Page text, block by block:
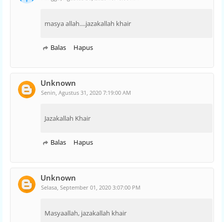
masya allah....jazakallah khair
Balas Hapus
Unknown
Senin, Agustus 31, 2020 7:19:00 AM
Jazakallah Khair
Balas Hapus
Unknown
Selasa, September 01, 2020 3:07:00 PM
Masyaallah, jazakallah khair